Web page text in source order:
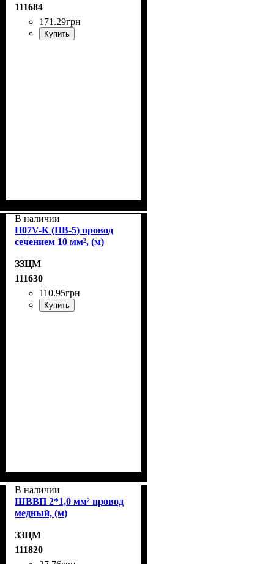
111684
171 .29грн
Купить
В наличии
H07V-K (ПВ-5) провод
сечением 10 мм², (м)
ЗЗЦМ
111630
110.95грн
Купить
В наличии
ШВВП 2*1,0 мм² провод
медный, (м)
ЗЗЦМ
111820